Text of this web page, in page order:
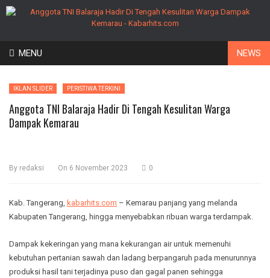
MENU NEWS
IKLAN SLIDER PERISTIWA TERKINI
Anggota TNI Balaraja Hadir Di Tengah Kesulitan Warga
Dampak Kemarau
By redaksi On 6 November 2023 0
Kab. Tangerang, kabarhits.com – Kemarau panjang yang melanda
Kabupaten Tangerang, hingga menyebabkan ribuan warga terdampak.
Dampak kekeringan yang mana kekurangan air untuk memenuhi
kebutuhan pertanian sawah dan ladang berpangaruh pada menurunnya
produksi hasil tani terjadinya puso dan gagal panen sehingga